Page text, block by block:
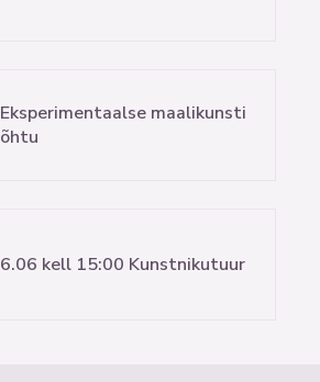
Eksperimentaalse maalikunsti
õhtu
6.06 kell 15:00 Kunstnikutuur